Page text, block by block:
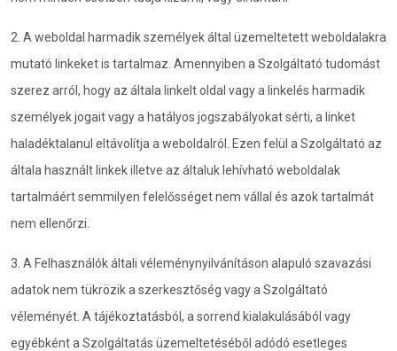
2. A weboldal harmadik személyek által üzemeltetett weboldalakra
mutató linkeket is tartalmaz. Amennyiben a Szolgáltató tudomást
szerez arról, hogy az általa linkelt oldal vagy a linkelés harmadik
személyek jogait vagy a hatályos jogszabályokat sérti, a linket
haladéktalanul eltávolítja a weboldalról. Ezen felül a Szolgáltató az
általa használt linkek illetve az általuk lehívható weboldalak
tartalmáért semmilyen felelősséget nem vállal és azok tartalmát
nem ellenőrzi.
3. A Felhasználók általi véleménynyilvánításon alapuló szavazási
adatok nem tükrözik a szerkesztőség vagy a Szolgáltató
véleményét. A tájékoztatásból, a sorrend kialakulásából vagy
egyébként a Szolgáltatás üzemeltetéséből adódó esetleges